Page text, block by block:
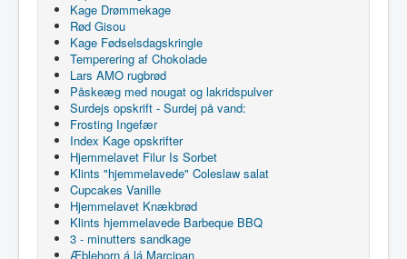
Kage Drømmekage
Rød Gisou
Kage Fødselsdagskringle
Temperering af Chokolade
Lars AMO rugbrød
Påskeæg med nougat og lakridspulver
Surdejs opskrift - Surdej på vand:
Frosting Ingefær
Index Kage opskrifter
Hjemmelavet Filur Is Sorbet
Klints "hjemmelavede" Coleslaw salat
Cupcakes Vanille
Hjemmelavet Knækbrød
Klints hjemmelavede Barbeque BBQ
3 - minutters sandkage
Æblehorn á lá Marcipan